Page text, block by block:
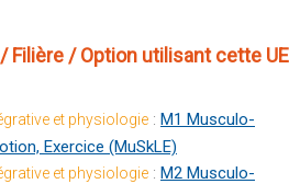
Filière / Option utilisant cette UE
et physiologie : M1 Musculo-
Exercice (MuSkLE)
et physiologie : M2 Musculo-